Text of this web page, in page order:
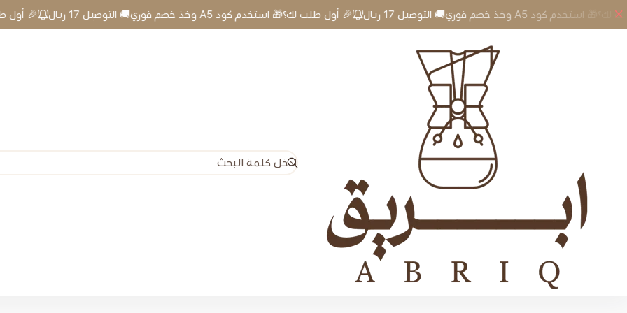
🎉 أول طلب لك؟🎁 استخدم كود A5 وخذ خصم فوري🚚 التوصيل 17 ريال 🎉 أول طلب لك؟🎁 استخدم كود A5 وخذ خصم فوري🚚 التوصيل 17 ريال
إبريق